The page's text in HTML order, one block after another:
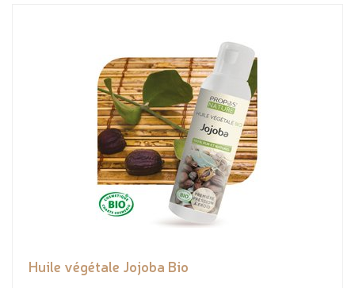
Huile végétale Jojoba Bio